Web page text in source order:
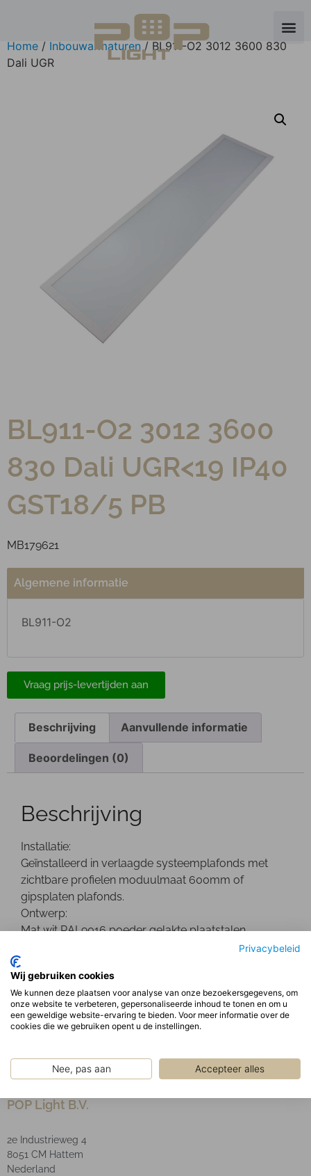
Privacybeleid
Wij gebruiken cookies
We kunnen deze plaatsen voor analyse van onze bezoekersgegevens, om
onze website te verbeteren, gepersonaliseerde inhoud te tonen en om u
een geweldige website-ervaring te bieden. Voor meer informatie over de
cookies die we gebruiken opent u de instellingen.
Nee, pas aan Accepteer alles
Home / Inbouwarmaturen / BL911-O2 3012 3600 830
Dali UGR
BL911-O2 3012 3600
830 Dali UGR<19 IP40
GST18/5 PB
MB179621
Algemene informatie
BL911-O2
Vraag prijs-levertijden aan
Beschrijving Aanvullende informatie
Beoordelingen (0)
Beschrijving
Installatie:
Geïnstalleerd in verlaagde systeemplafonds met
zichtbare profielen moduulmaat 600mm of
gipsplaten plafonds.
Ontwerp:
Mat wit RAL9016 poeder gelakte plaatstalen
De opaal PMMA afscherming garandeert een
uniforme schaduwvrije verlichting uit het armatuur.
LED type: SMD
POP Light B.V.
2e Industrieweg 4
8051 CM Hattem
Nederland